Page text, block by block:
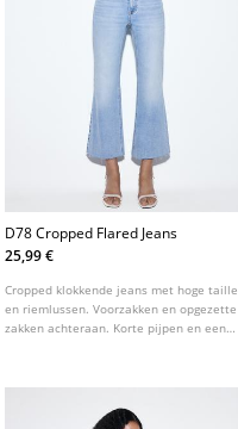
D78 Cropped Flared Jeans
25,99 €
Cropped klokkende jeans met hoge taille
en riemlussen. Voorzakken en opgezette
zakken achteraan. Korte pijpen en een
verschillende kleuren.